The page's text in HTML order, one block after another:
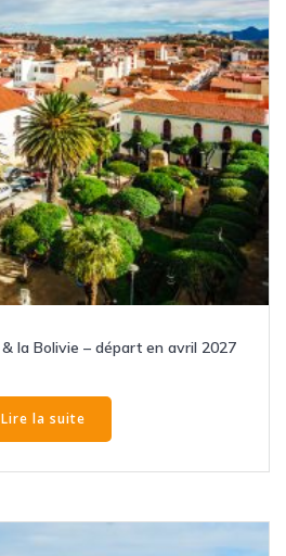
la Bolivie – départ en avril 2027
Lire la suite